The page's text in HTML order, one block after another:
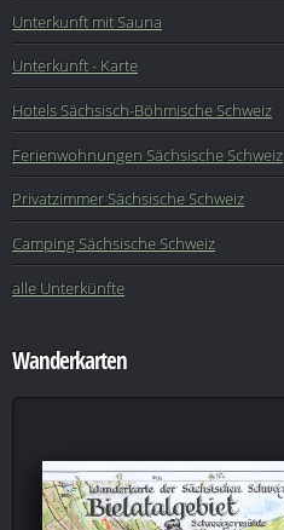
Unterkunft mit Sauna
Unterkunft - Karte
Hotels Sächsisch-Böhmische Schweiz
Ferienwohnungen Sächsische Schweiz
Privatzimmer Sächsische Schweiz
Camping Sächsische Schweiz
alle Unterkünfte
Wanderkarten